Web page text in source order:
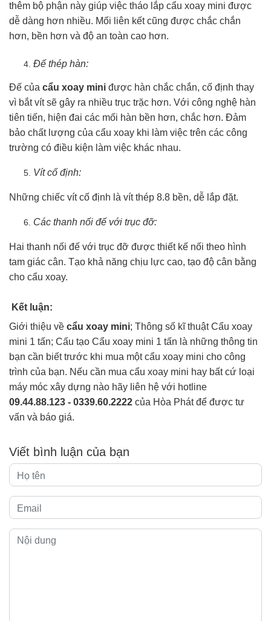
thêm bộ phận này giúp việc tháo lắp cẩu xoay mini được
dễ dàng hơn nhiều. Mối liên kết cũng được chắc chắn
hơn, bền hơn và độ an toàn cao hơn.
Đế thép hàn:
Đế của cẩu xoay mini được hàn chắc chắn, cố định thay
vì bắt vít sẽ gây ra nhiều trục trặc hơn. Với công nghệ hàn
tiên tiến, hiện đai các mối hàn bền hơn, chắc hơn. Đảm
bảo chất lượng của cẩu xoay khi làm việc trên các công
trường có điều kiện làm việc khác nhau.
Vít cố định:
Những chiếc vít cố định là vít thép 8.8 bền, dễ lắp đặt.
Các thanh nối đế với trục đỡ:
Hai thanh nối đế với trục đỡ được thiết kế nối theo hình
tam giác cân. Tạo khả năng chịu lực cao, tạo độ cân bằng
cho cẩu xoay.
Kết luận:
Giới thiệu về cẩu xoay mini; Thông số kĩ thuật Cẩu xoay
mini 1 tấn; Cấu tạo Cẩu xoay mini 1 tấn là những thông tin
bạn cần biết trước khi mua một cẩu xoay mini cho công
trình của bạn. Nếu cần mua cẩu xoay mini hay bất cứ loại
máy móc xây dựng nào hãy liên hệ với hotline
09.44.88.123 - 0339.60.2222 của Hòa Phát để được tư
vấn và báo giá.
Viết bình luận của bạn